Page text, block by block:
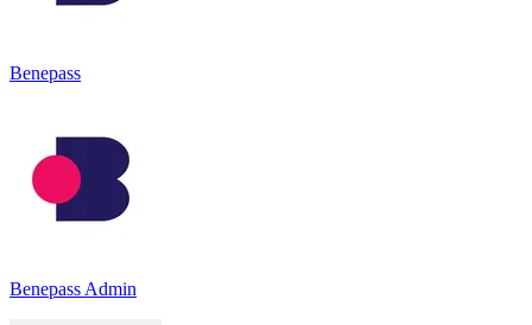
Benepass
Benepass Admin